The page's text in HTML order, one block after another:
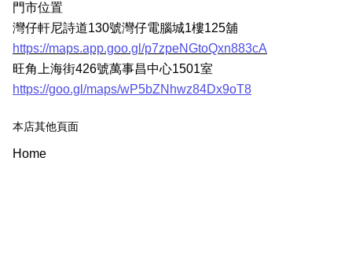
門市位置
灣仔軒尼詩道130號灣仔電腦城1樓125舖
https://maps.app.goo.gl/p7zpeNGtoQxn883cA
旺角上海街426號萬事昌中心1501室
https://goo.gl/maps/wP5bZNhwz84Dx9oT8
本店其他頁面
Home